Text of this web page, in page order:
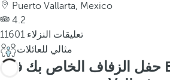
Puerto Vallarta, Mexico
4.2
11601 تعليقات النزلاء
مثالي للعائلات
حفل الزفاف الخاص بك في Barceló Puerto